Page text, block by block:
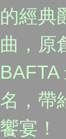
的經典
曲，原
名，帶
饗宴！